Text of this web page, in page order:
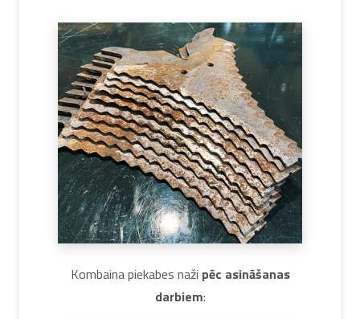
Kombaina piekabes naži pēc asināšanas
darbiem: